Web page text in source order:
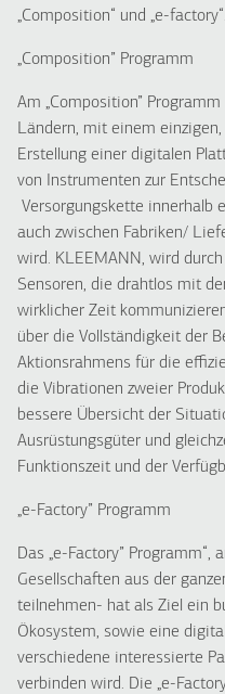
„Composition“ und „e-factory“.
„Composition” Programm
Am „Composition” Programm
Ländern, mit einem
Erstellung einer digitalen
von Instrumenten zur
Versorgungskette innerhalb
auch zwischen Fabriken/
wird. KLEEMANN, wird
Sensoren, die drahtlos mit
wirklicher Zeit
über die Vollständigkeit der
Aktionsrahmens für die
die Vibrationen zweier
bessere Übersicht der
Ausrüstungsgüter und
Funktionszeit und der
„e-Factory” Programm
Das „e-Factory” Programm“,
Gesellschaften aus der
teilnehmen- hat als Ziel ein
Ökosystem, sowie eine
verschiedene interessierte
verbinden wird. Die „e-